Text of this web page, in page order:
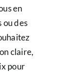
en
ou des
claire,
pour